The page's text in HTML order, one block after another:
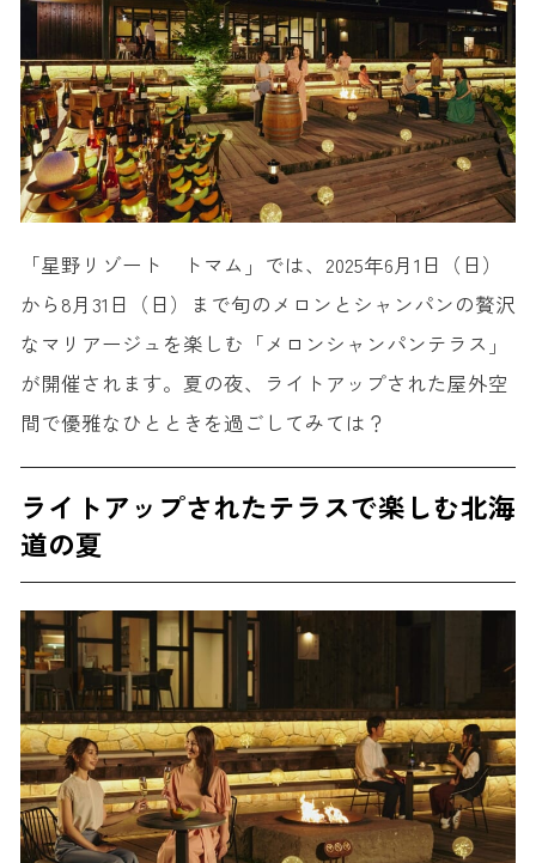
「星野リゾート トマム」では、2025年6月1日（日）
から8月31日（日）まで旬のメロンとシャンパンの贅沢
なマリアージュを楽しむ「メロンシャンパンテラス」
が開催されます。夏の夜、ライトアップされた屋外空
間で優雅なひとときを過ごしてみては？
ライトアップされたテラスで楽しむ北海
道の夏